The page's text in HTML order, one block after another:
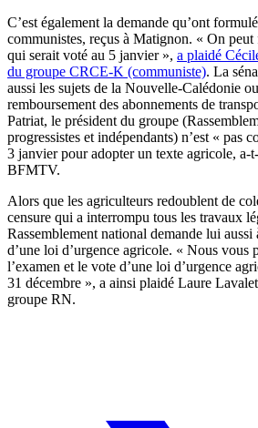
C’est également la demande qu’ont
communistes, reçus à Matignon. « On
qui serait voté au 5 janvier », a plaidé
du groupe CRCE-K (communiste). La
aussi les sujets de la Nouvelle-Calédonie
remboursement des abonnements de
Patriat, le président du groupe
progressistes et indépendants) n’est « pas
3 janvier pour adopter un texte agricole, a-
BFMTV.
Alors que les agriculteurs redoublent de
censure qui a interrompu tous les travaux
Rassemblement national demande lui aussi
d’une loi d’urgence agricole. « Nous vous
l’examen et le vote d’une loi d’urgence
31 décembre », a ainsi plaidé Laure
groupe RN.